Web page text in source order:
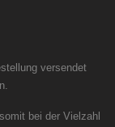
versendet
bei der Vielzahl